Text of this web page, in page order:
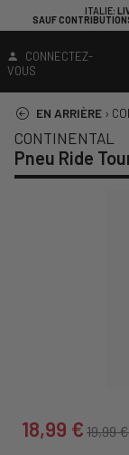
ITALIE:
SAUF
CONNECTEZ-
VOUS
EN ARRIÈRE ›
CONTINENTAL
Pneu Ride
18,99 € 19,99 €